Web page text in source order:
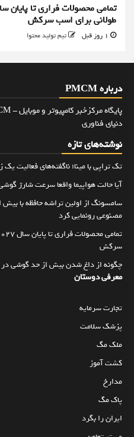
طولانی برای اسب سرکش
تیم تولید محتوا
درباره PMCM
دنیای فناوری
نوشته‌های تازه
تک تراپی با مینا؛ ناگفته‌های فعالیت
آیا حالت هواپیما واقعا سرعت شارژ
مصنوعی رونمایی کرد
سرکش
چگونه از داغ شدن بیش از حد گوشی در
معرفی دوستان
تجارت سرمایه
پزشک سلامت
ملک مگ
کشت آموز
مدارخ
پاک مگ
ایران را بگرد